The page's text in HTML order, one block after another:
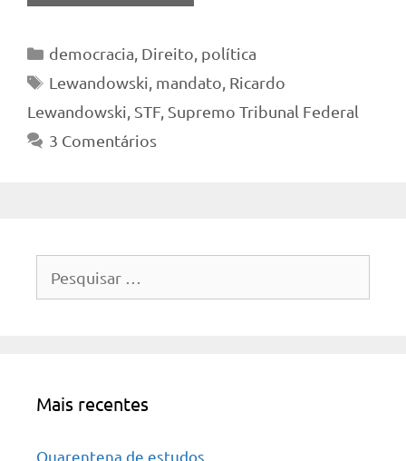
Categorias
democracia, Direito, política
Tags
Lewandowski, mandato, Ricardo
Lewandowski, STF, Supremo Tribunal Federal
3 Comentários
por:
Mais recentes
Quarentena de estudos